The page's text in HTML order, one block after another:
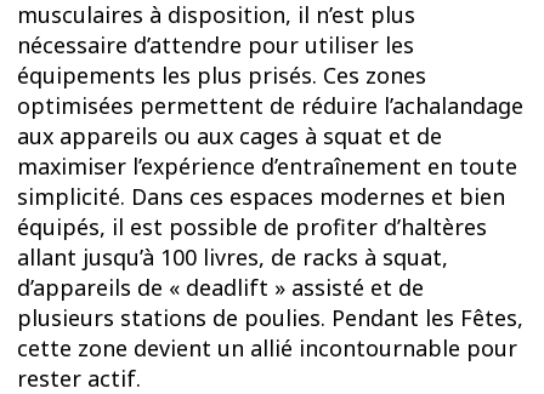
musculaires à disposition, il n’est plus
nécessaire d’attendre pour utiliser les
équipements les plus prisés. Ces zones
optimisées permettent de réduire l’achalandage
aux appareils ou aux cages à squat et de
maximiser l’expérience d’entraînement en toute
simplicité. Dans ces espaces modernes et bien
équipés, il est possible de profiter d’haltères
allant jusqu’à 100 livres, de racks à squat,
d’appareils de « deadlift » assisté et de
plusieurs stations de poulies. Pendant les Fêtes,
cette zone devient un allié incontournable pour
rester actif.